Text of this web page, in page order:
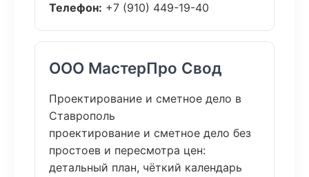
Телефон: +7 (910) 449-19-40
ООО МастерПро Свод
Проектирование и сметное дело в
Ставрополь
проектирование и сметное дело без
простоев и пересмотра цен:
детальный план, чёткий календарь